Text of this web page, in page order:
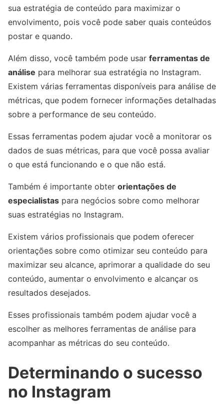
sua estratégia de conteúdo para maximizar o
envolvimento, pois você pode saber quais conteúdos
postar e quando.
Além disso, você também pode usar ferramentas de
análise para melhorar sua estratégia no Instagram.
Existem várias ferramentas disponíveis para análise de
métricas, que podem fornecer informações detalhadas
sobre a performance de seu conteúdo.
Essas ferramentas podem ajudar você a monitorar os
dados de suas métricas, para que você possa avaliar
o que está funcionando e o que não está.
Também é importante obter orientações de
especialistas para negócios sobre como melhorar
suas estratégias no Instagram.
Existem vários profissionais que podem oferecer
orientações sobre como otimizar seu conteúdo para
maximizar seu alcance, aprimorar a qualidade do seu
conteúdo, aumentar o envolvimento e alcançar os
resultados desejados.
Esses profissionais também podem ajudar você a
escolher as melhores ferramentas de análise para
acompanhar as métricas do seu conteúdo.
Determinando o sucesso
no Instagram